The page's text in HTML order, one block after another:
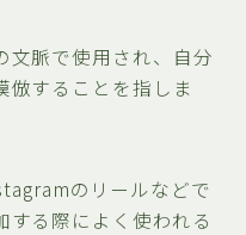
文脈で使用され、自分
倣することを指しま
のリールなどで
する際によく使われる